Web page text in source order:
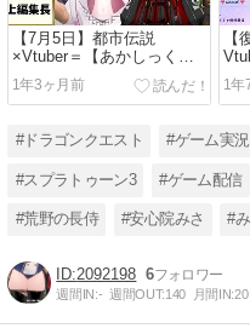
【7月5日】都市伝説
×Vtuber＝【あかしっくぷ
ろだくしょん】が超面白
い！
1年3ヶ月前
【
帰
1年
#ドラゴンクエスト #ゲーム実況
#スプラトゥーン3 #ゲーム配信
#荒野の長侍 #安心院みさ #
2092198 6
週間IN:- 週間OUT:140 月間IN:20